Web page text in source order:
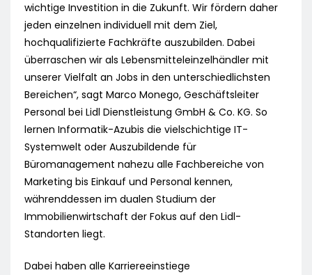
wichtige Investition in die Zukunft. Wir fördern daher
jeden einzelnen individuell mit dem Ziel,
hochqualifizierte Fachkräfte auszubilden. Dabei
überraschen wir als Lebensmitteleinzelhändler mit
unserer Vielfalt an Jobs in den unterschiedlichsten
Bereichen“, sagt Marco Monego, Geschäftsleiter
Personal bei Lidl Dienstleistung GmbH & Co. KG. So
lernen Informatik-Azubis die vielschichtige IT-
Systemwelt oder Auszubildende für
Büromanagement nahezu alle Fachbereiche von
Marketing bis Einkauf und Personal kennen,
währenddessen im dualen Studium der
Immobilienwirtschaft der Fokus auf den Lidl-
Standorten liegt.
Dabei haben alle Karriereeinstiege